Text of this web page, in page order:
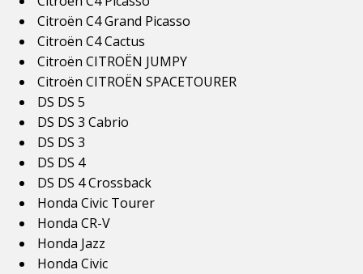
Citroën C4 Grand Picasso
Citroën C4 Cactus
Citroën CITROËN JUMPY
Citroën CITROËN SPACETOURER
DS DS 5
DS DS 3 Cabrio
DS DS 3
DS DS 4
DS DS 4 Crossback
Honda Civic Tourer
Honda CR-V
Honda Jazz
Honda Civic